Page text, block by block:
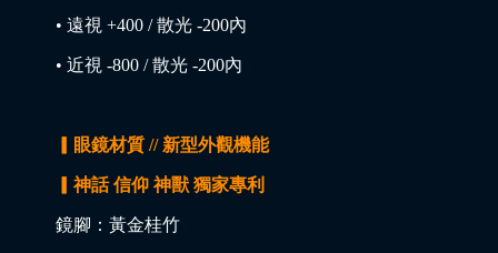
• 遠視 +400 / 散光 -200內
• 近視 -800 / 散光 -200內
▎眼鏡材質 // 新型外觀機能
▎神話 信仰 神獸 獨家專利
鏡腳：黃金桂竹